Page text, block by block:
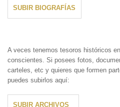
SUBIR BIOGRAFÍAS
A veces tenemos tesoros históricos
conscientes. Si posees fotos,
carteles, etc y quieres que formen
puedes subirlos aquí:
SUBIR ARCHIVOS